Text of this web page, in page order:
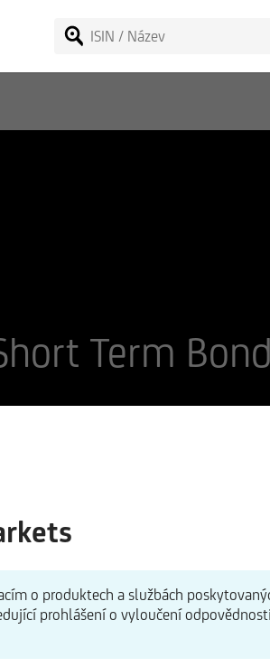
Term
o produktech a službách
prohlášení o vyloučení